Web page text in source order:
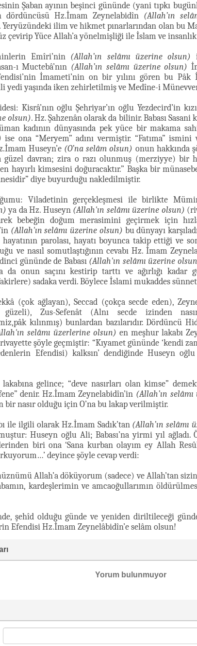
Şaban ayının beşinci gününde (yani tıpkı
dördüncüsü Hz.İmam Zeynelabidîn (Allah’ın
ilim ve hikmet pınarlarından olan bu
çevirip Yüce Allah’a yönelmişliği ile İslam ve
Emîri’nin (Allah’ın selâmı üzerine olsun)
ı Muctebâ’nın (Allah’ın selâmı üzerine olsun)
İmameti’nin on bir yılını gören bu
yedi yaşında iken zehirletilmiş ve Medîne-i
Kisrâ’nın oğlu Şehriyar’ın oğlu Yezdecird’in
olsun). Hz. Şahzenân olarak da bilinir. Babası
kadının dünyasında pek yüce bir makama
ise ona “Meryem” adını vermiştir. “Fatıma”
Huseyn’e (O’na selâm olsun) onun hakkında
güzel davran; zira o razı olunmuş (merziyye) bir
hayırlı kimsesini doğuracaktır.” Başka bir
diye buyurduğu nakledilmiştir.
Viladetinin gerçekleşmesi ile birlikte
ya da Hz. Huseyn (Allah'ın selâmı üzerine olsun)
bebeğin doğum merasimini geçirmek için
(Allah'ın selâmı üzerine olsun) bu dünyayı
parolası, hayatı boyunca takip ettiği ve
ve nasıl somutlaştığının cevabı Hz. İmam
gününde de Babası (Allah'ın selâmı üzerine
da onun saçını kestirip tarttı ve ağırlığı kadar
sadaka verdi. Böylece İslami mukaddes
(çok ağlayan), Seccad (çokça secde eden),
Zus-Sefenât (Alnı secde izinden
kılınmış) bunlardan bazılarıdır. Dördüncü
selâmı üzerlerine olsun) en meşhur lakabı
şöyle geçmiştir: “Kıyamet gününde ‘kendi
Efendisi) kalksın’ dendiğinde Huseyn
lakabına gelince; “deve nasırları olan kimse”
denir. Hz.İmam Zeynelabidîn’in (Allah’ın
bir nasır olduğu için O’na bu lakap verilmiştir.
ile ilgili olarak Hz.İmam Sadık’tan (Allah’ın selâmı
Huseyn oğlu Ali; Babası’na yirmi yıl ağladı.
biri ona ‘Sana kurban olayım ey Allah
deyince şöyle cevap verdi:
Allah’a döküyorum (sadece) ve Allah’tan
kardeşlerimin ve amcaoğullarımın
şehîd olduğu günde ve yeniden diriltileceği
Efendisi Hz.İmam Zeynelâbidîn’e selâm olsun!
Yorum bulunmuyor